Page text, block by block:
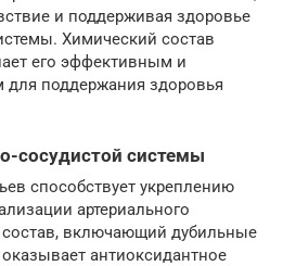
и поддерживая здоровье
Химический состав
его эффективным и
поддержания здоровья
сосудистой системы
способствует укреплению
артериального
включающий дубильные
антиоксидантное